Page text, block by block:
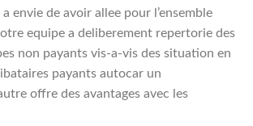
a envie de avoir allee pour l’ensemble
equipe a deliberement repertorie des
non payants vis-a-vis des situation en
payants autocar un
offre des avantages avec les